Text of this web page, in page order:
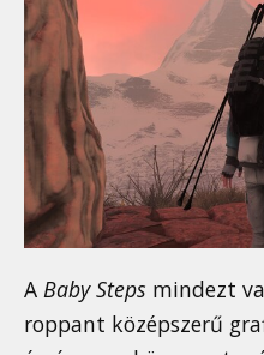
A Baby Steps mindezt
roppant középszerű